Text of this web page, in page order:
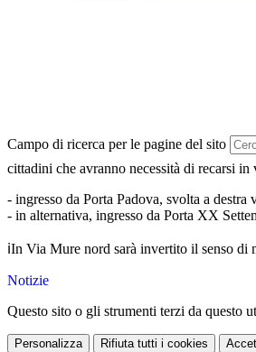
Campo di ricerca per le pagine del sito
cittadini che avranno necessità di recarsi
- ⁠ingresso da Porta Padova, svolta a
- ⁠in alternativa, ingresso da Porta XX
ℹ️In Via Mure nord sarà invertito il senso
Notizie
Questo sito o gli strumenti terzi da questo
Personalizza Rifiuta tutti i cookies